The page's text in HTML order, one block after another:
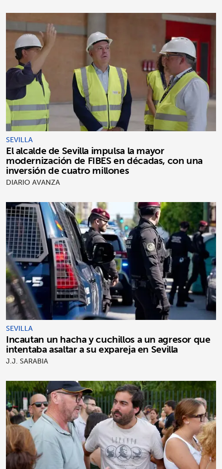
SEVILLA
El alcalde de Sevilla impulsa la mayor
modernización de FIBES en décadas, con una
inversión de cuatro millones
DIARIO AVANZA
SEVILLA
Incautan un hacha y cuchillos a un agresor que
intentaba asaltar a su expareja en Sevilla
J.J. SARABIA